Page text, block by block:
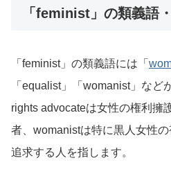
「feminist」の類義語
「feminist」の類義語には「
「equalist」「womanist」など
rights advocateは女性の権利擁
者、womanistは特に黒人女性
追求する人を指します。